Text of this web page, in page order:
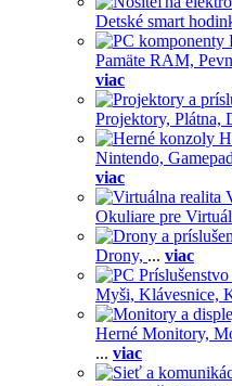
Detské smart
Pamäte RAM,
viac
Projektory, Plátna,
Nintendo,
viac
Okuliare pre
Drony, ... viac
Myši, Klávesnice,
Herné Monitory,
... viac